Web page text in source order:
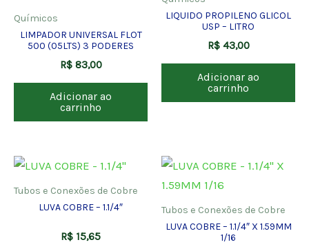
Químicos
LIMPADOR UNIVERSAL FLOT
500 (05LTS) 3 PODERES
R$83,00
Adicionar ao
carrinho
LIQUIDO PROPILENO GLICOL
USP – LITRO
R$43,00
Adicionar ao
carrinho
Tubos e Conexões de Cobre
LUVA COBRE – 1.1/4″
R$ 15,65
Tubos e Conexões de Cobre
LUVA COBRE – 1.1/4″ X 1.59MM
1/16